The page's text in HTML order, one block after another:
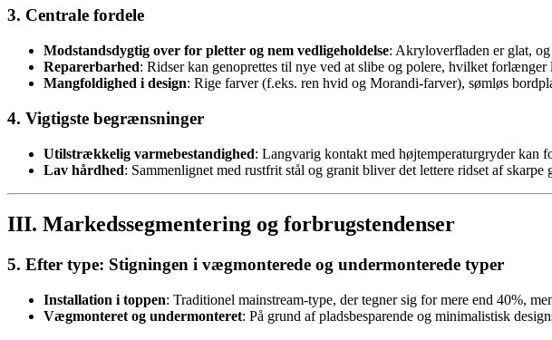
3. Centrale fordele
Modstandsdygtig over for pletter og nem vedligeholdelse: Akryloverfladen er glat,
Reparerbarhed: Ridser kan genoprettes til nye ved at slibe og polere, hvilket forlænger
Mangfoldighed i design: Rige farver (f.eks. ren hvid og Morandi-farver), sømløs
4. Vigtigste begrænsninger
Utilstrækkelig varmebestandighed: Langvarig kontakt med højtemperaturgryder kan
Lav hårdhed: Sammenlignet med rustfrit stål og granit bliver det lettere ridset af skarpe
III. Markedssegmentering og forbrugstendenser
5. Efter type: Stigningen i vægmonterede og undermonterede typer
Installation i toppen: Traditionel mainstream-type, der tegner sig for mere end 40%,
Vægmonteret og undermonteret: På grund af pladsbesparende og minimalistisk